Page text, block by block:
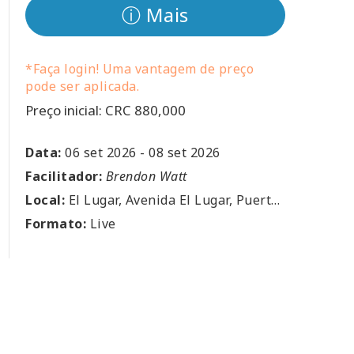
ⓘ Mais
*Faça login! Uma vantagem de preço
pode ser aplicada.
Preço inicial: CRC 880,000
Data: 06 set 2026 - 08 set 2026
Facilitador: Brendon Watt
Local: El Lugar, Avenida El Lugar, Puerto Viejo de Sarapiquí, Heredia, El Lugar, CR
Formato: Live